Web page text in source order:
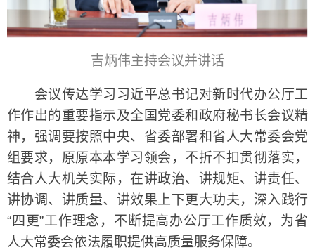
吉炳伟主持会议并讲话
会议传达学习习近平总书记对新时代办公厅工
作作出的重要指示及全国党委和政府秘书长会议精
神，强调要按照中央、省委部署和省人大常委会党
组要求，原原本本学习领会，不折不扣贯彻落实，
结合人大机关实际，在讲政治、讲规矩、讲责任、
讲协调、讲质量、讲效果上下更大功夫，深入践行
“四更”工作理念，不断提高办公厅工作质效，为省
人大常委会依法履职提供高质量服务保障。